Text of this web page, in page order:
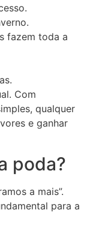
fazem toda a
Com
qualquer
e ganhar
poda?
a mais”.
para a